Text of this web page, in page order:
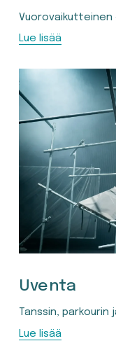
Vuorovaikutteinen
Lue lisää
Uventa
Tanssin, parkourin
Lue lisää